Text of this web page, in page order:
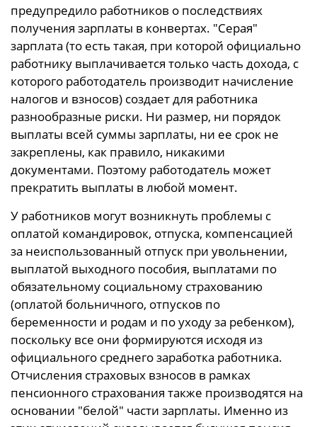
предупредило работников о последствиях
получения зарплаты в конвертах. "Серая"
зарплата (то есть такая, при которой официально
работнику выплачивается только часть дохода, с
которого работодатель производит начисление
налогов и взносов) создает для работника
разнообразные риски. Ни размер, ни порядок
выплаты всей суммы зарплаты, ни ее срок не
закреплены, как правило, никакими
документами. Поэтому работодатель может
прекратить выплаты в любой момент.
У работников могут возникнуть проблемы с
оплатой командировок, отпуска, компенсацией
за неиспользованный отпуск при увольнении,
выплатой выходного пособия, выплатами по
обязательному социальному страхованию
(оплатой больничного, отпусков по
беременности и родам и по уходу за ребенком),
поскольку все они формируются исходя из
официального среднего заработка работника.
Отчисления страховых взносов в рамках
пенсионного страхования также производятся на
основании "белой" части зарплаты. Именно из